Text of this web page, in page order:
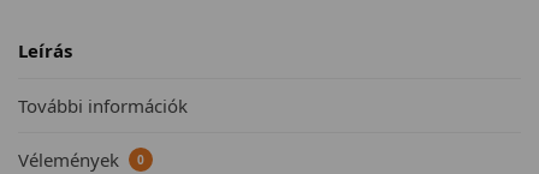
Leírás
További információk
Vélemények 0